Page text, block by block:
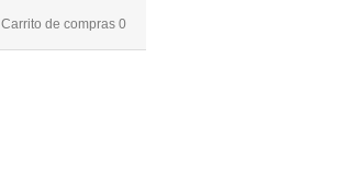
Carrito de compras 0